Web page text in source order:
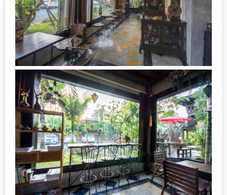
TIME
:
ทำไม
เรา
ไม่
ทำ
อาหาร
ทาน
เอง?
SHOP
TOP
10